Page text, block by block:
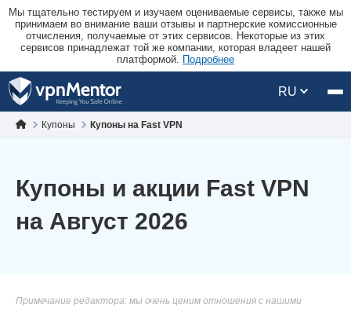
Мы тщательно тестируем и изучаем оцениваемые сервисы, также мы
принимаем во внимание ваши отзывы и партнерские комиссионные
отчисления, получаемые от этих сервисов. Некоторые из этих
сервисов принадлежат той же компании, которая владеет нашей
платформой. Подробнее
RU
Купоны Купоны на Fast VPN
Купоны и акции Fast VPN
на Август 2026
Примечание редактора: мы очень ценим отношения с нашими